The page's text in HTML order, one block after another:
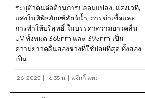
ระบุตัวตนต่อต้านการปลอมแปลง, แสงเวที,
แสงในพิพิธภัณฑ์สัตว์น้ำ, การฆ่าเชื้อและ
การทำให้บริสุทธิ์ ในบรรดาความยาวคลื่น
UV ทั้งหมด 365nm และ 395nm เป็น
ความยาวคลื่นสองช่วงที่ใช้บ่อยที่สุด ทั้งสอง
เป็น...
‘26, 2025 16:35 น แจ๊กกี้ แทง